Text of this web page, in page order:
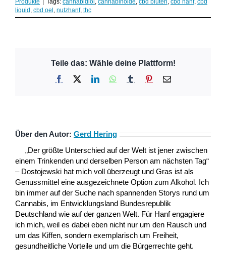
Produkte | Tags: cannabidiol, cannabinoide, cbd blüten, cbd hanf, cbd
liquid, cbd oel, nutzhanf, thc
Teile das: Wähle deine Plattform!
Facebook LinkedInWhatsApp
Tumblr Pinterest
E-
Über den Autor: Gerd Hering
„Der größte Unterschied auf der Welt ist jener zwischen
einem Trinkenden und derselben Person am nächsten Tag“
– Dostojewski hat mich voll überzeugt und Gras ist als
Genussmittel eine ausgezeichnete Option zum Alkohol. Ich
bin immer auf der Suche nach spannenden Storys rund um
Cannabis, im Entwicklungsland Bundesrepublik
Deutschland wie auf der ganzen Welt. Für Hanf engagiere
ich mich, weil es dabei eben nicht nur um den Rausch und
um das Kiffen, sondern exemplarisch um Freiheit,
gesundheitliche Vorteile und um die Bürgerrechte geht.